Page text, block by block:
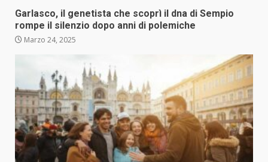
Garlasco, il genetista che scoprì il dna di Sempio
rompe il silenzio dopo anni di polemiche
Marzo 24, 2025